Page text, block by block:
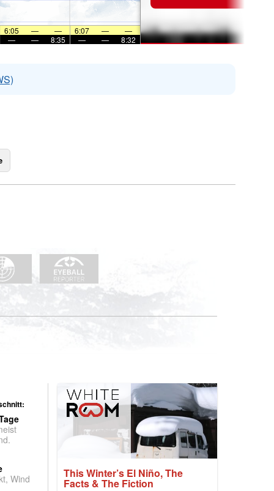
6:05 — — 6:07 —
—
— — 8:35 — — 8:32
Wind
This Winter’s El Niño, The
Facts & The Fiction